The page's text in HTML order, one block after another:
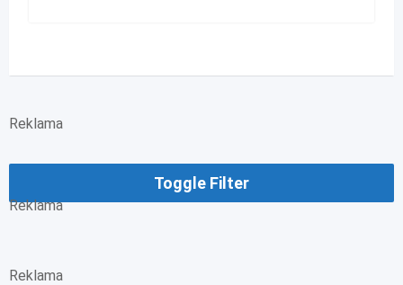
Reklama
Toggle Filter
Reklama
Reklama